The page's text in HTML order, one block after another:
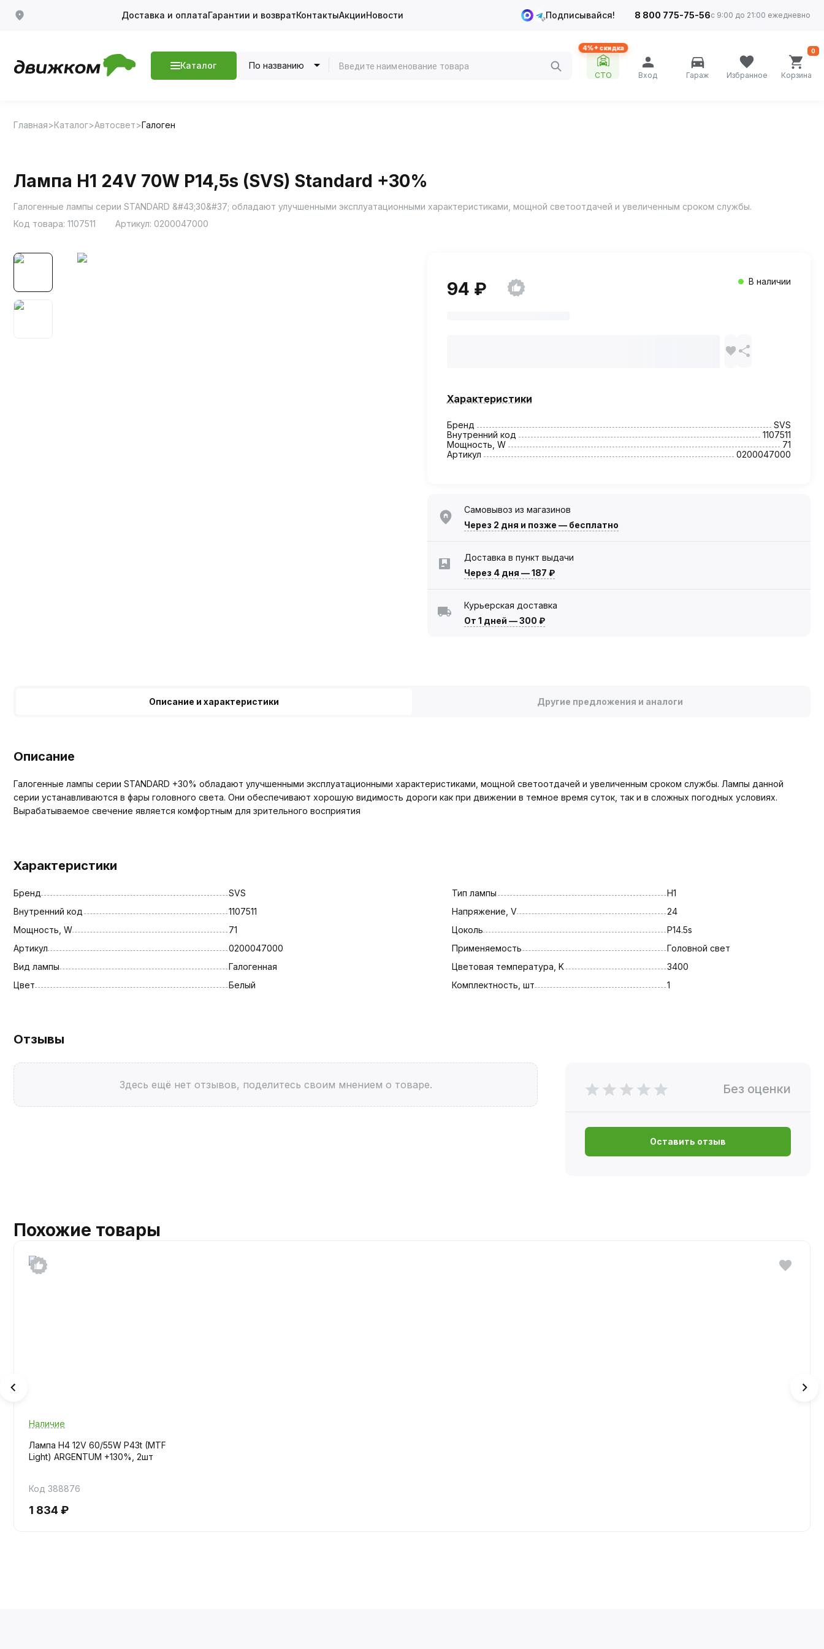
Доставка и оплатаГарантии и возвратКонтактыАкцииНовости Подписывайся! 8 800 775-75-56с 9:00 до 21:00 ежедневно
Каталог По названию
4%+ скидка
СТО Вход Гараж Избранное Корзина
0
Главная Каталог Автосвет Галоген
Лампа H1 24V 70W P14,5s (SVS) Standard +30%
Галогенные лампы серии STANDARD &#43;30&#37; обладают улучшенными эксплуатационными характеристиками, мощной светоотдачей и увеличенным сроком службы.
Код товара: 1107511 Артикул: 0200047000
94 ₽ В наличии
Характеристики
Бренд
SVS
Внутренний код
1107511
Мощность, W
71
Артикул
0200047000
Самовывоз из магазинов
Через 2 дня и позже — бесплатно
Доставка в пункт выдачи
Через 4 дня —187 ₽
Курьерская доставка
От 1 дней —300 ₽
Описание и характеристики Другие предложения и аналоги
Описание
Галогенные лампы серии STANDARD +30% обладают улучшенными эксплуатационными характеристиками, мощной светоотдачей и увеличенным сроком службы. Лампы данной
серии устанавливаются в фары головного света. Они обеспечивают хорошую видимость дороги как при движении в темное время суток, так и в сложных погодных условиях.
Вырабатываемое свечение является комфортным для зрительного восприятия
Характеристики
Бренд
SVS
Внутренний код
1107511
Мощность, W
71
Артикул
0200047000
Вид лампы
Галогенная
Цвет
Белый
Тип лампы
H1
Напряжение, V
24
Цоколь
P14.5s
Применяемость
Головной свет
Цветовая температура, K
3400
Комплектность, шт
1
Отзывы
Здесь ещё нет отзывов, поделитесь своим мнением о товаре. Без оценки
Оставить отзыв
Похожие товары
Наличие
Лампа H4 12V 60/55W P43t (MTF
Light) ARGENTUM +130%, 2шт
Код 388876
1 834 ₽